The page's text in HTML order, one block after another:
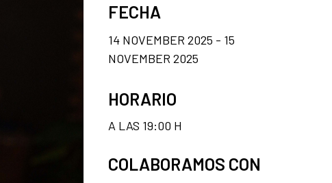
FECHA
14 NOVEMBER 2025 - 15
NOVEMBER 2025
HORARIO
A LAS 19:00 H
COLABORAMOS CON